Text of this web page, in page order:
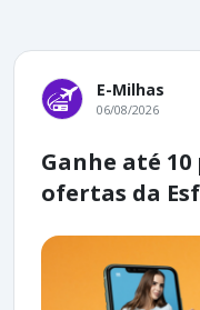
E-Milhas
06/08/2026
Ganhe até
ofertas da